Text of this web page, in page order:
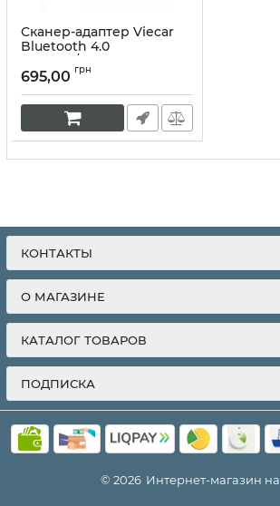
Сканер-адаптер Viecar
Bluetooth 4.0
Android/IOS
Артикул: 10026
695,00 грн
КОНТАКТЫ
О МАГАЗИНЕ
КАТАЛОГ ТОВАРОВ
ПОДПИСКА
© 2026 Интернет-магазин на